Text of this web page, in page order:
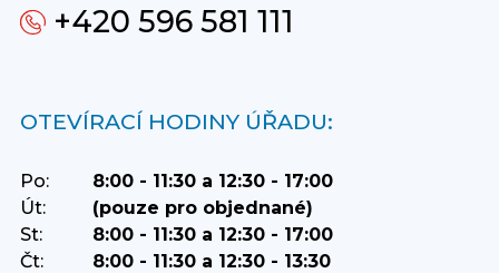
+420 596 581 111
OTEVÍRACÍ HODINY ÚŘADU:
Po:
8:00 - 11:30 a 12:30 - 17:00
Út:
(pouze pro objednané)
St:
8:00 - 11:30 a 12:30 - 17:00
Čt:
8:00 - 11:30 a 12:30 - 13:30